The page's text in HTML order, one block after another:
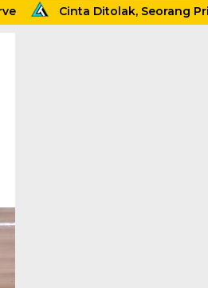
Ditolak, Seorang Pria Tewas